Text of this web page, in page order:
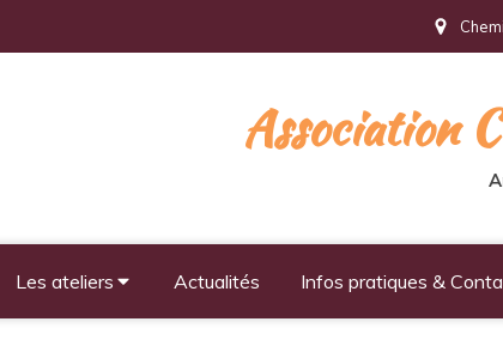
Association
Les ateliers Actualités Infos pratiques &